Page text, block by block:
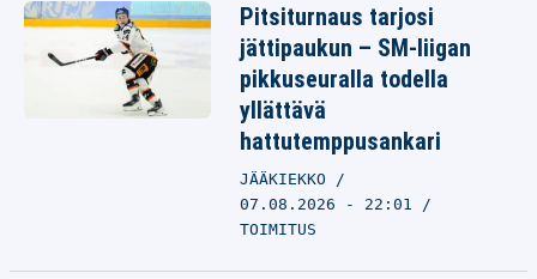
Pitsiturnaus tarjosi
jättipaukun – SM-liigan
pikkuseuralla todella
yllättävä
hattutemppusankari
JÄÄKIEKKO
07.08.2026 - 22:01
TOIMITUS